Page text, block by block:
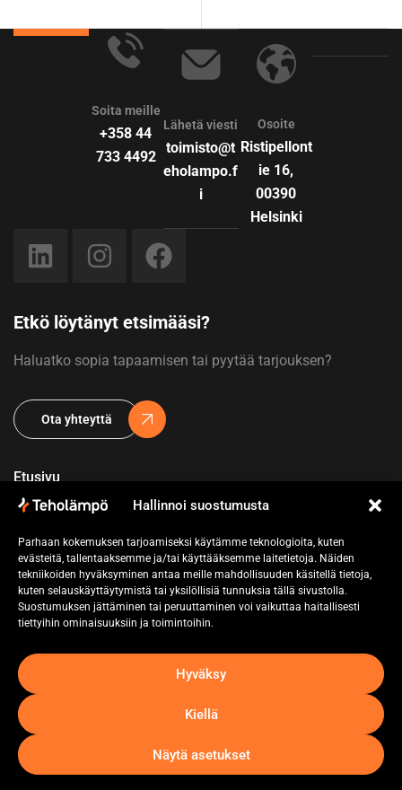
Hallinnoi suostumusta
Parhaan kokemuksen tarjoamiseksi käytämme teknologioita, kuten
evästeitä, tallentaaksemme ja/tai käyttääksemme laitetietoja. Näiden
tekniikoiden hyväksyminen antaa meille mahdollisuuden käsitellä tietoja,
kuten selauskäyttäytymistä tai yksilöllisiä tunnuksia tällä sivustolla.
Suostumuksen jättäminen tai peruuttaminen voi vaikuttaa haitallisesti
tiettyihin ominaisuuksiin ja toimintoihin.
Hyväksy
Kiellä
Näytä asetukset
Soita meille
+358 44
733 4492
Lähetä viesti
toimisto@t
eholampo.f
i
Osoite
Ristipellont
ie 16,
00390
Helsinki
Etusivu
Yritys
Referenssit
Pyydä tarjous
Ota yhteyttä
Etkö löytänyt etsimääsi?
Haluatko sopia tapaamisen tai pyytää tarjouksen?
Ota yhteyttä